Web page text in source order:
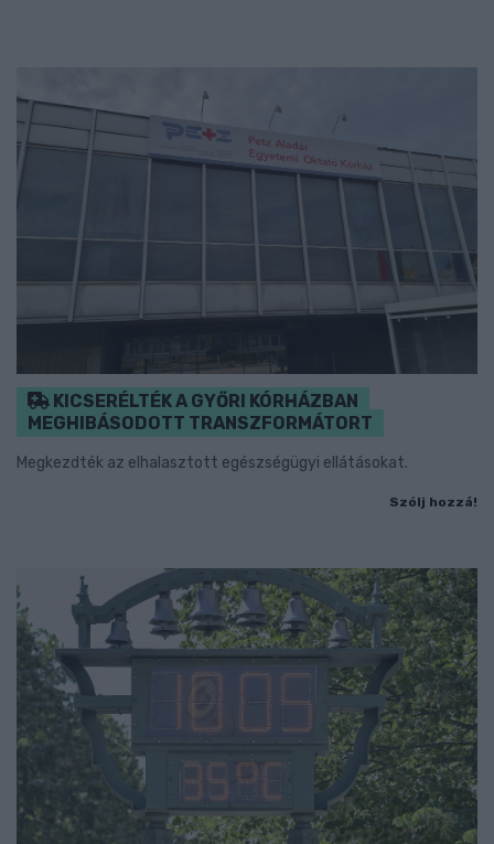
KICSERÉLTÉK A GYŐRI KÓRHÁZBAN
MEGHIBÁSODOTT TRANSZFORMÁTORT
Megkezdték az elhalasztott egészségügyi ellátásokat.
Szólj hozzá!